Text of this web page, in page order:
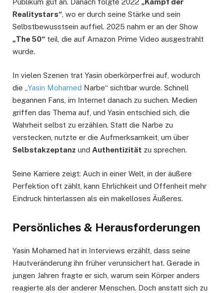
Realitystars“ , wo er durch seine Stärke und sein
Selbstbewusstsein auffiel. 2025 nahm er an der Show
„The 50“ teil, die auf Amazon Prime Video ausgestrahlt
wurde.
In vielen Szenen trat Yasin oberkörperfrei auf, wodurch
die „ Yasin Mohamed Narbe“ sichtbar wurde. Schnell
begannen Fans, im Internet danach zu suchen. Medien
griffen das Thema auf, und Yasin entschied sich, die
Wahrheit selbst zu erzählen. Statt die Narbe zu
verstecken, nutzte er die Aufmerksamkeit, um über
Selbstakzeptanz und Authentizität zu sprechen.
Seine Karriere zeigt: Auch in einer Welt, in der äußere
Perfektion oft zählt, kann Ehrlichkeit und Offenheit mehr
Eindruck hinterlassen als ein makelloses Äußeres.
Persönliches & Herausforderungen
Yasin Mohamed hat in Interviews erzählt, dass seine
Hautveränderung ihn früher verunsichert hat. Gerade in
jungen Jahren fragte er sich, warum sein Körper anders
reagierte als der anderer Menschen. Doch anstatt sich zu